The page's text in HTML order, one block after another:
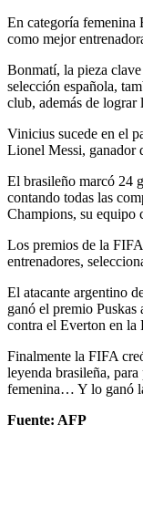
En categoría femenina
como mejor
Bonmatí, la pieza
selección española,
club, además de
Vinicius sucede en el
Lionel Messi, ganador
El brasileño marcó 24
contando todas las
Champions, su equipo
Los premios de la
entrenadores,
El atacante argentino
ganó el premio
contra el Everton en la
Finalmente la FIFA
leyenda brasileña,
femenina… Y lo ganó
Fuente: AFP